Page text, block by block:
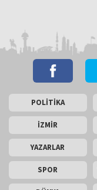
POLİTİKA
İZMİR
YAZARLAR
SPOR